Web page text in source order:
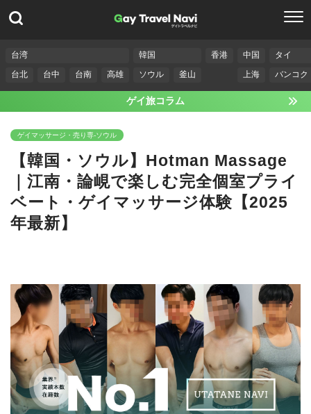
台湾
台北
台中 台南 高雄
韓国
ソウル
釜山
香港
中国
上海
タイ
バンコク
ゲイ旅コラム
ゲイマッサージ・売り専-ソウル
【韓国・ソウル】Hotman Massage
｜江南・論峴で楽しむ完全個室プライ
ベート・ゲイマッサージ体験【2025
年最新】